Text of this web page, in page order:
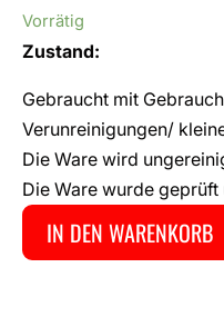
Vorrätig
Zustand:
Gebraucht mit
Verunreinigungen/
Die Ware wird
Die Ware wurde
IN DEN WARENKORB